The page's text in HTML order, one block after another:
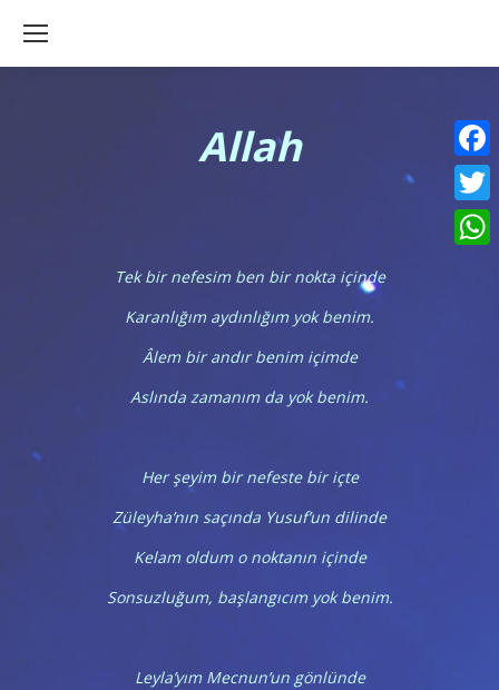
Allah
Tek bir nefesim ben bir nokta içinde
Karanlığım aydınlığım yok benim.
Âlem bir andır benim içimde
Aslında zamanım da yok benim.
Her şeyim bir nefeste bir içte
Züleyha’nın saçında Yusuf’un dilinde
Kelam oldum o noktanın içinde
Sonsuzluğum, başlangıcım yok benim.
Leyla’yım Mecnun’un gönlünde